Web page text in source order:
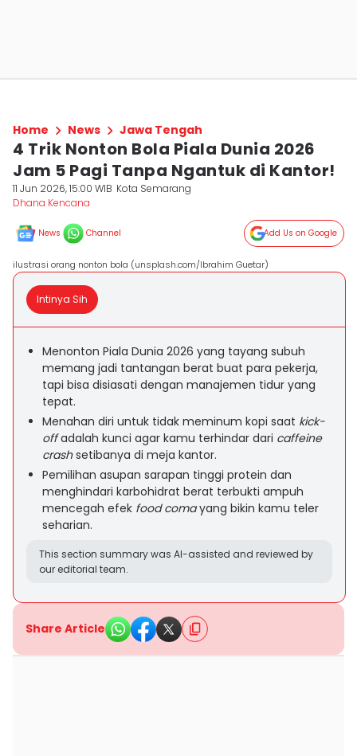
Home News Jawa Tengah
4 Trik Nonton Bola Piala Dunia 2026
Jam 5 Pagi Tanpa Ngantuk di Kantor!
11 Jun 2026, 15:00 WIB Kota Semarang
Dhana Kencana
News Channel Add Us on Google
ilustrasi orang nonton bola (unsplash.com/Ibrahim Guetar)
Intinya Sih
Menonton Piala Dunia 2026 yang tayang subuh
memang jadi tantangan berat buat para pekerja,
tapi bisa disiasati dengan manajemen tidur yang
tepat.
Menahan diri untuk tidak meminum kopi saat kick-
offadalah kunci agar kamu terhindar dari caffeine
crashsetibanya di meja kantor.
Pemilihan asupan sarapan tinggi protein dan
menghindari karbohidrat berat terbukti ampuh
mencegah efek food comayang bikin kamu teler
seharian.
This section summary was AI-assisted and reviewed by
our editorial team.
Share Article